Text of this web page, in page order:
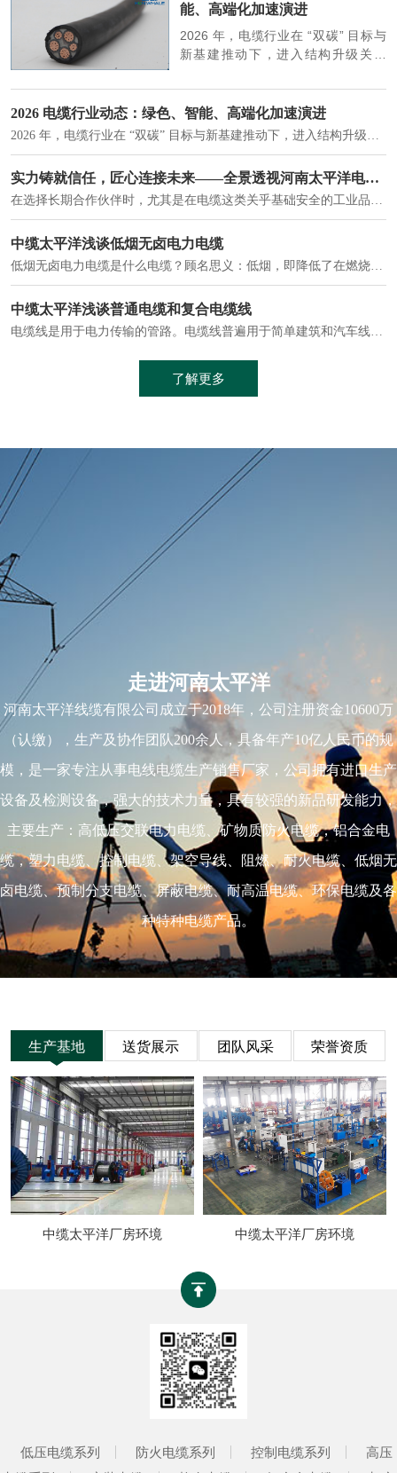
能、高端化加速演进
2026 年，电缆行业在 “双碳” 目标与
新基建推动下，进入结构升级关键
大清晰趋势，市场格局持续优化。
2026 电缆行业动态：绿色、智能、高端化加速演进
实力铸就信任，匠心连接未来——全景透视河南太平洋电缆厂
在选择长期合作伙伴时，尤其是在电缆这类关乎基础安全的工业品上，供应商的“内在实力”远比一纸报价单更重要。今天，我们邀请您“云参观”河南太平洋电缆厂，透过每一个细节，看我们如何将“可靠”二字，铸入每一米电缆。
中缆太平洋浅谈低烟无卤电力电缆
低烟无卤电力电缆是什么电缆？顾名思义：低烟，即降低了在燃烧时有害物体的产生；卤素对于人体来说是一种有毒气体，无卤就是没有毒气体的释放，通常是针对电缆遇火灾时而言的。低烟无卤电力电缆又可以称之为环保电缆，低烟无卤电缆大多数用于医院和对环境卫生要求比较严格的地方。
中缆太平洋浅谈普通电缆和复合电缆线
电缆线是用于电力传输的管路。电缆线普遍用于简单建筑和汽车线材，作为能源输送缆线，电缆线的复杂结构勿庸置疑。根据目标功能，电缆线具有以下一些特点：建筑用和车用线材要求轻质、大批量生产、价格低廉、具有相当的电学和力学性能和长时间的耐老化性能；工业用线材必须具有符合客户要求的性能；
了解更多
走进河南太平洋
河南太平洋线缆有限公司成立于2018年，公司注册资金10600万
（认缴），生产及协作团队200余人，具备年产10亿人民币的规
模，是一家专注从事电线电缆生产销售厂家，公司拥有进口生产
设备及检测设备，强大的技术力量，具有较强的新品研发能力，
主要生产：高低压交联电力电缆、矿物质防火电缆，铝合金电
缆，塑力电缆、控制电缆、架空导线、阻燃、耐火电缆、低烟无
卤电缆、预制分支电缆、屏蔽电缆、耐高温电缆、环保电缆及各
种特种电缆产品。
生产基地 送货展示 团队风采 荣誉资质
中缆太平洋厂房环境 中缆太平洋厂房环境
低压电缆系列 防火电缆系列 控制电缆系列
高压